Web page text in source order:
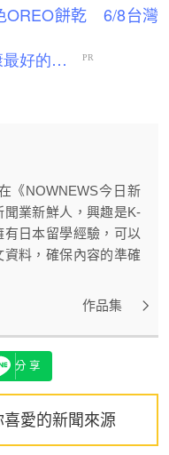
OREO餅乾 6/8台灣
《NOWNEWS今日新
業新鮮人，興趣是K-
有日本留學經驗，可以
料，確保內容的準確
作品集
分享
愛的新聞來源